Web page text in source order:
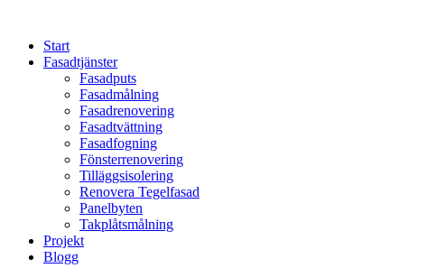
contentStart
Fasadtjänster
Fasadputs
Fasadmålning
Fasadrenovering
Fasadtvättning
Fasadfogning
Fönsterrenovering
Tilläggsisolering
Renovera Tegelfasad
Panelbyten
Takplåtsmålning
Projekt
Blogg